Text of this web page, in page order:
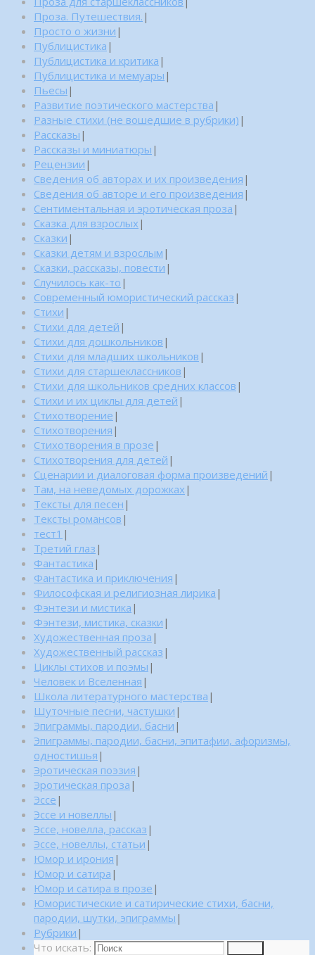
Проза. Путешествия. |
Просто о жизни |
Публицистика |
Публицистика и критика |
Публицистика и мемуары |
Пьесы |
Развитие поэтического мастерства |
Разные стихи (не вошедшие в рубрики) |
Рассказы |
Рассказы и миниатюры |
Рецензии |
Сведения об авторах и их произведения |
Сведения об авторе и его произведения |
Сентиментальная и эротическая проза |
Сказка для взрослых |
Сказки |
Сказки детям и взрослым |
Сказки, рассказы, повести |
Случилось как-то |
Современный юмористический рассказ |
Стихи |
Стихи для детей |
Стихи для дошкольников |
Стихи для младших школьников |
Стихи для старшеклассников |
Стихи для школьников средних классов |
Стихи и их циклы для детей |
Стихотворение |
Стихотворения |
Стихотворения в прозе |
Стихотворения для детей |
Сценарии и диалоговая форма произведений |
Там, на неведомых дорожках |
Тексты для песен |
Тексты романсов |
тест1 |
Третий глаз |
Фантастика |
Фантастика и приключения |
Философская и религиозная лирика |
Фэнтези и мистика |
Фэнтези, мистика, сказки |
Художественная проза |
Художественный рассказ |
Циклы стихов и поэмы |
Человек и Вселенная |
Школа литературного мастерства |
Шуточные песни, частушки |
Эпиграммы, пародии, басни |
Эпиграммы, пародии, басни, эпитафии, афоризмы,
одностишья |
Эротическая поэзия |
Эротическая проза |
Эссе |
Эссе и новеллы |
Эссе, новелла, рассказ |
Эссе, новеллы, статьи |
Юмор и ирония |
Юмор и сатира |
Юмор и сатира в прозе |
Юмористические и сатирические стихи, басни,
пародии, шутки, эпиграммы |
Рубрики |
Что искать: